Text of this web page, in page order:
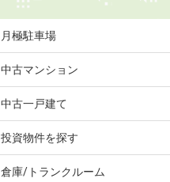
月極駐車場
中古マンション
中古一戸建て
投資物件を探す
倉庫/トランクルーム